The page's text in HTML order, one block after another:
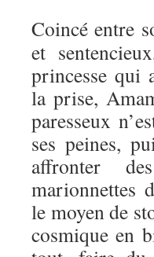
Coincé entre
et
princesse qui
la prise,
paresseux
ses peines,
affronter
marionnettes
le moyen de
cosmique en